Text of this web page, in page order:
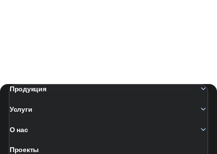
Продукция
Услуги
О нас
Проекты